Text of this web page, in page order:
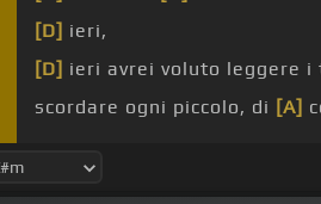
[D] ieri,
[D] ieri avrei voluto leggere i
scordare ogni piccolo, di [A]